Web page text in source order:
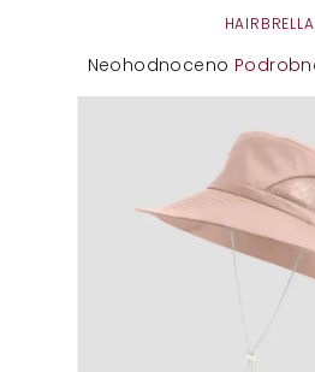
HAIRBRELLA
Průměrné
hvězdiček.
Neohodnoceno